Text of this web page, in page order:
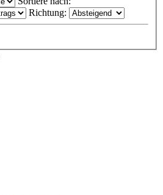
Richtung: